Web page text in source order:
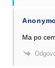
Ma po